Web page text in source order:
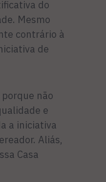
do
Mesmo
contrário à
de
não
e
a iniciativa
Aliás,
Casa